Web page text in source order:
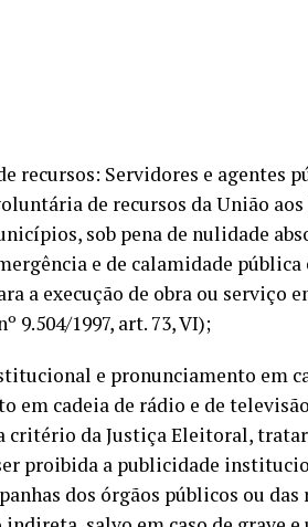
recursos: Servidores e agentes
de recursos da União
sob pena de nulidade
e de calamidade
a execução de obra ou serviço
9.504/1997, art. 73, VI);
e pronunciamento em
em cadeia de rádio e de
critério da Justiça Eleitoral,
proibida a publicidade
dos órgãos públicos ou